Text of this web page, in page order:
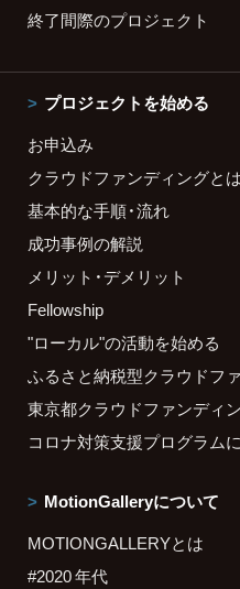
終了間際のプロジェクト
プロジェクトを始める
お申込み
クラウドファンディングとは
基本的な手順・流れ
成功事例の解説
メリット・デメリット
Fellowship
"ローカル"の活動を始める
ふるさと納税型クラウドフ
東京都クラウドファンディ
コロナ対策支援プログラム
MotionGalleryについて
MOTIONGALLERYとは
#2020 年代